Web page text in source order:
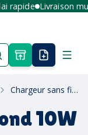
Livraison
Chargeur sans fil rond 10W KOKE
10W